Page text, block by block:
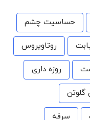
حساسیت چشم
روتاویروس
روزه داری
گلوتن
سرفه